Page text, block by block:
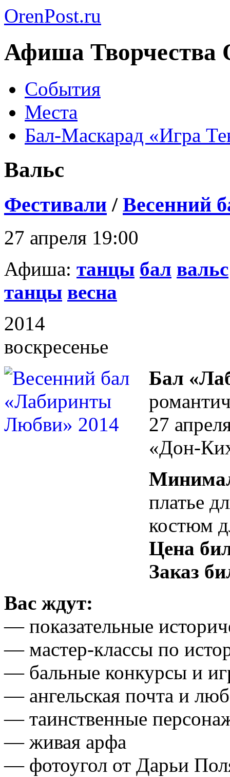
OrenPost.ru
Афиша Творчества
События
Места
Бал-Маскарад «Игра
Вальс
Фестивали / Весенний
27 апреля 19:00
Афиша: танцы бал вальс
танцы весна
2014
воскресенье
Бал
27
«Дон-
платье
костюм
Цена
Заказ
Вас ждут:
— показательные
— мастер-классы по
— бальные конкурсы и
— ангельская почта и
— таинственные
— живая арфа
— фотоугол от Дарьи